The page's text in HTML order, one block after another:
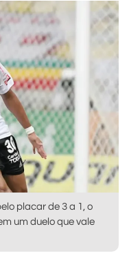
placar de 3 a 1, o
um duelo que vale